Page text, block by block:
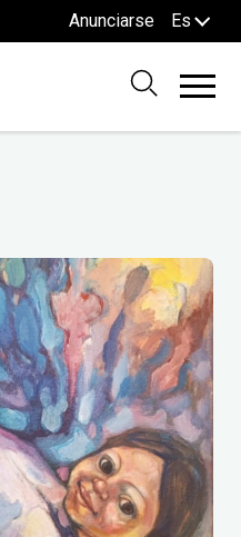
Anunciarse Es